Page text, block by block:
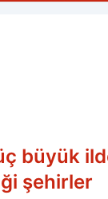
büyük
şehirler